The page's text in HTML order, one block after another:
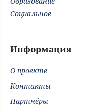
Социальное
Информация
О проекте
Контакты
Партнёры